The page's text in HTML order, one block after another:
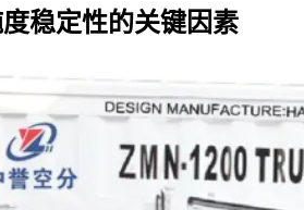
度稳定性的关键因素